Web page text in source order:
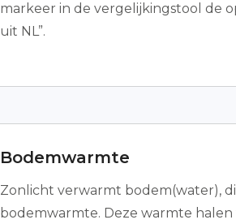
markeer in de vergelijkingstool de
uit NL”.
Bodemwarmte
Zonlicht verwarmt bodem(water),
bodemwarmte. Deze warmte